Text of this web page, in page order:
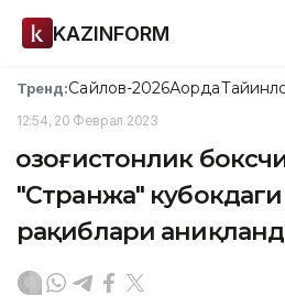
KAZINFORM
Тренд:Сайлов-2026Ақорда
12:54, 20 Феврал 2023
Қозоғистонлик
"Странжа"
рақиблари